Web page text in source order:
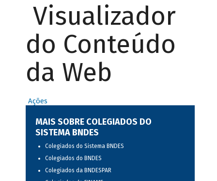
Visualizador
do Conteúdo
da Web
Ações
MAIS SOBRE COLEGIADOS DO
SISTEMA BNDES
Colegiados do Sistema BNDES
Colegiados do BNDES
Colegiados da BNDESPAR